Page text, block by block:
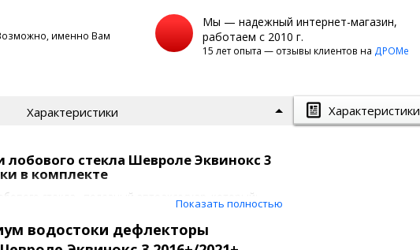
именно Вам
Мы — надежный интернет-магазин,
работаем с 2010 г.
15 лет опыта — отзывы клиентов на ДРОМе
Характеристики
Характеристики
стекла Шевроле Эквинокс 3
в комплекте
стекла - полезный автоаксесуар, который:
ручейков воды на боковых стеклах и
щеток
боковых стекол от дождя, грязи с дороги и другой
Показать полностью
водостоки дефлекторы